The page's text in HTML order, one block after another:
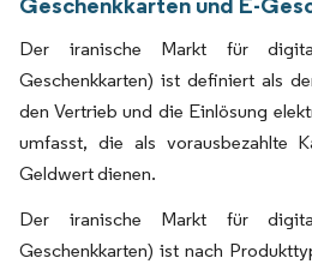
Der iranische Markt für
Geschenkkarten) ist definiert als
den Vertrieb und die Einlösung
umfasst, die als vorausbezahlte
Geldwert dienen.
Der iranische Markt für
Geschenkkarten) ist nach